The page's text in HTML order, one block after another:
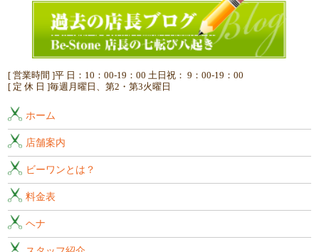
[ 営業時間 ]平 日：10：00-19：00 土日祝： 9：00-19：00
[ 定 休 日 ]毎週月曜日、第2・第3火曜日
ホーム
店舗案内
ビーワンとは？
料金表
ヘナ